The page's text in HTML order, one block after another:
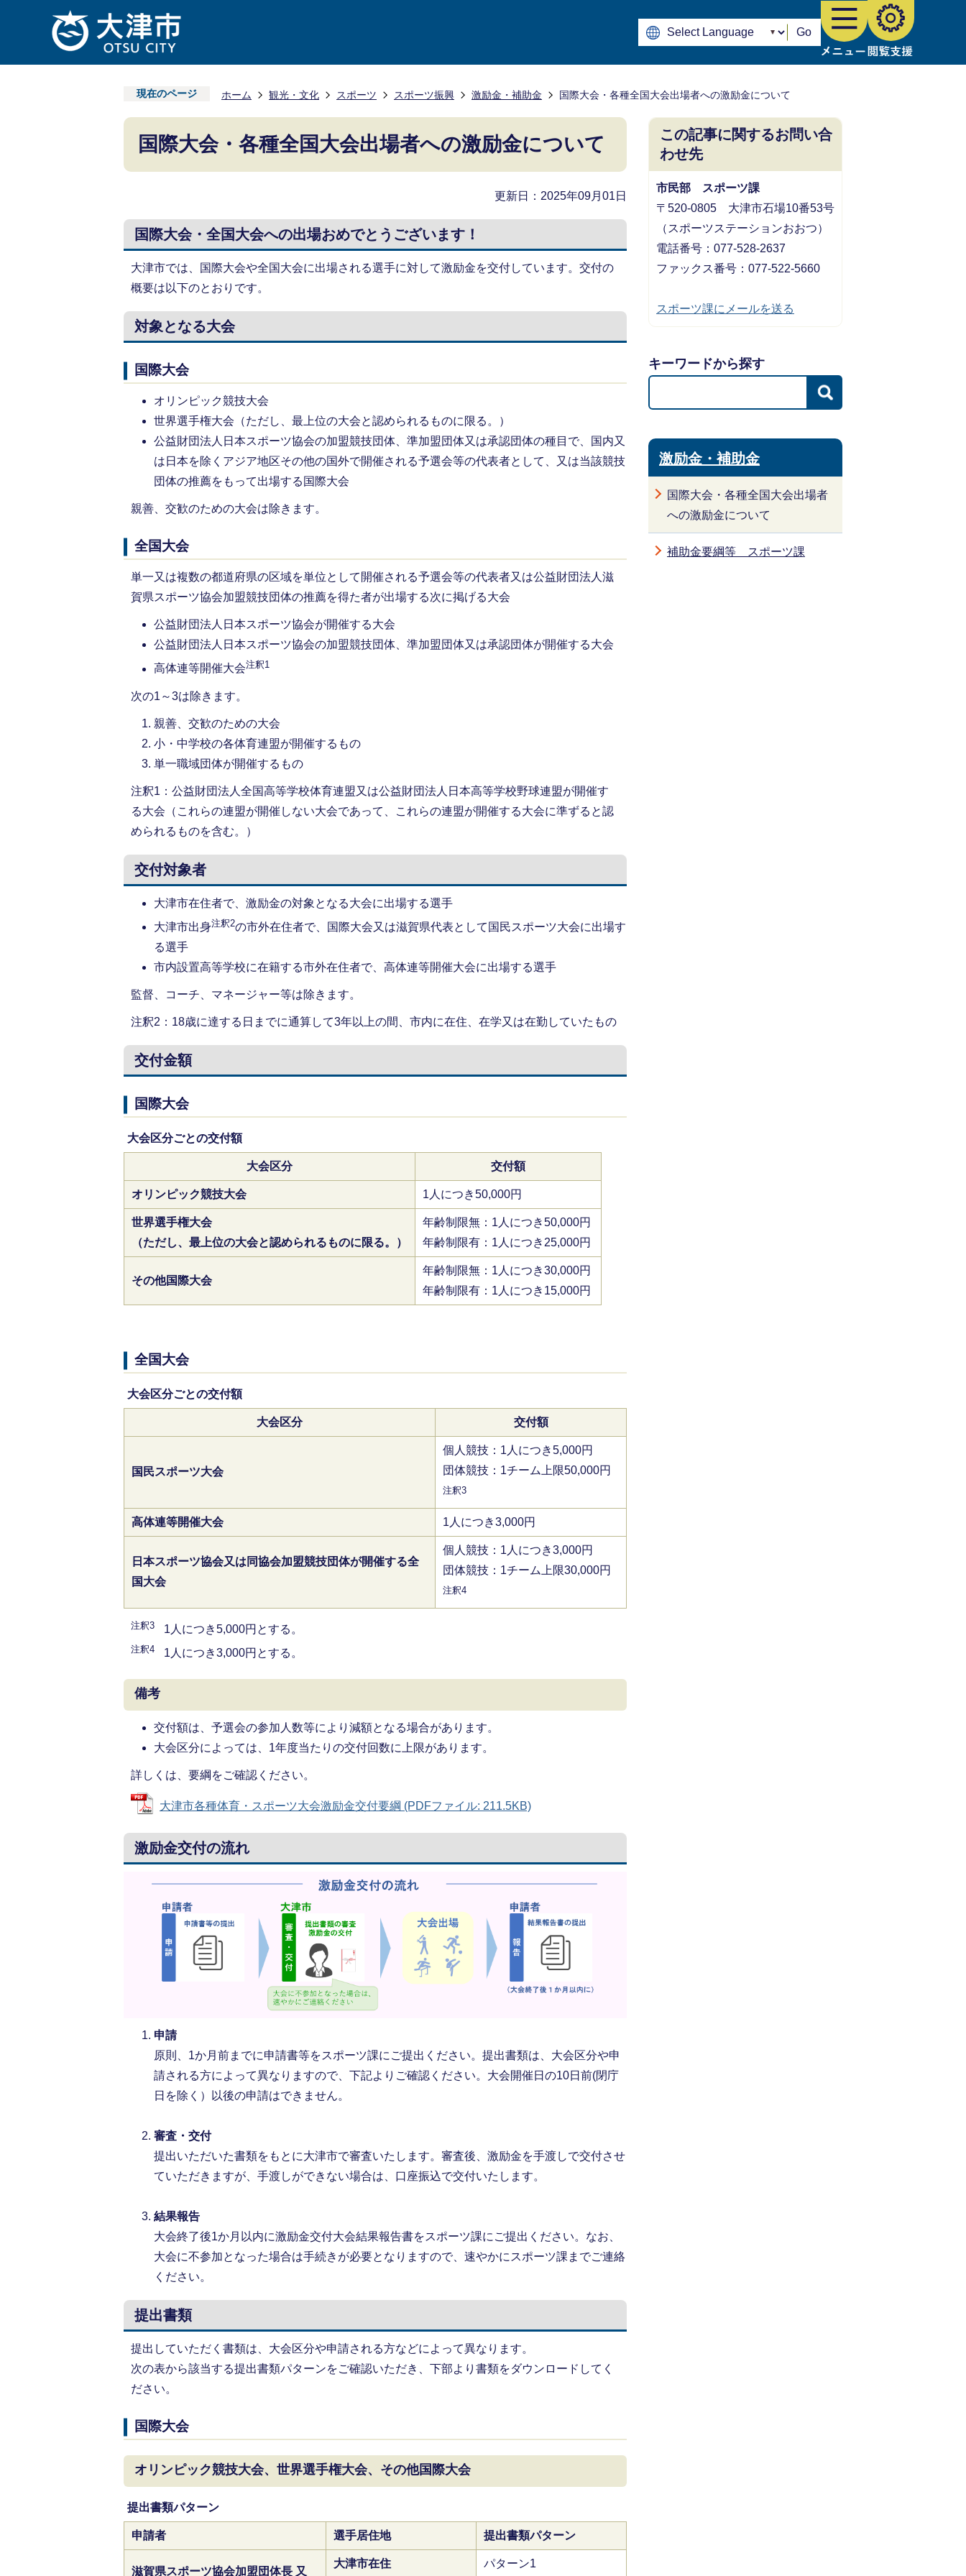
Go
現在のページ ホーム 観光・文化 スポーツ スポーツ振興 激励金・補助金 国際大会・各種全国大会出場者への激励金について
国際大会・各種全国大会出場者への激励金について
更新日：2025年09月01日
国際大会・全国大会への出場おめでとうございます！
大津市では、国際大会や全国大会に出場される選手に対して激励金を交付しています。交付の
概要は以下のとおりです。
対象となる大会
国際大会
オリンピック競技大会
世界選手権大会（ただし、最上位の大会と認められるものに限る。）
公益財団法人日本スポーツ協会の加盟競技団体、準加盟団体又は承認団体の種目で、国内又
は日本を除くアジア地区その他の国外で開催される予選会等の代表者として、又は当該競技
団体の推薦をもって出場する国際大会
親善、交歓のための大会は除きます。
全国大会
単一又は複数の都道府県の区域を単位として開催される予選会等の代表者又は公益財団法人滋
賀県スポーツ協会加盟競技団体の推薦を得た者が出場する次に掲げる大会
公益財団法人日本スポーツ協会が開催する大会
公益財団法人日本スポーツ協会の加盟競技団体、準加盟団体又は承認団体が開催する大会
高体連等開催大会注釈1
次の1～3は除きます。
親善、交歓のための大会
小・中学校の各体育連盟が開催するもの
単一職域団体が開催するもの
注釈1：公益財団法人全国高等学校体育連盟又は公益財団法人日本高等学校野球連盟が開催す
る大会（これらの連盟が開催しない大会であって、これらの連盟が開催する大会に準ずると認
められるものを含む。）
交付対象者
大津市在住者で、激励金の対象となる大会に出場する選手
大津市出身注釈2の市外在住者で、国際大会又は滋賀県代表として国民スポーツ大会に出場す
る選手
市内設置高等学校に在籍する市外在住者で、高体連等開催大会に出場する選手
監督、コーチ、マネージャー等は除きます。
注釈2：18歳に達する日までに通算して3年以上の間、市内に在住、在学又は在勤していたもの
交付金額
国際大会
大会区分ごとの交付額
大会区分 交付額
オリンピック競技大会 1人につき50,000円
世界選手権大会
（ただし、最上位の大会と認められるものに限る。）
年齢制限無：1人につき50,000円
年齢制限有：1人につき25,000円
その他国際大会
年齢制限無：1人につき30,000円
年齢制限有：1人につき15,000円
全国大会
大会区分ごとの交付額
大会区分 交付額
国民スポーツ大会
個人競技：1人につき5,000円
団体競技：1チーム上限50,000円
注釈3
高体連等開催大会 1人につき3,000円
日本スポーツ協会又は同協会加盟競技団体が開催する全
国大会
個人競技：1人につき3,000円
団体競技：1チーム上限30,000円
注釈4
注釈3 1人につき5,000円とする。
注釈4 1人につき3,000円とする。
備考
交付額は、予選会の参加人数等により減額となる場合があります。
大会区分によっては、1年度当たりの交付回数に上限があります。
詳しくは、要綱をご確認ください。
大津市各種体育・スポーツ大会激励金交付要綱 (PDFファイル: 211.5KB)
激励金交付の流れ
申請
原則、1か月前までに申請書等をスポーツ課にご提出ください。提出書類は、大会区分や申
請される方によって異なりますので、下記よりご確認ください。大会開催日の10日前(閉庁
日を除く）以後の申請はできません。
審査・交付
提出いただいた書類をもとに大津市で審査いたします。審査後、激励金を手渡しで交付させ
ていただきますが、手渡しができない場合は、口座振込で交付いたします。
結果報告
大会終了後1か月以内に激励金交付大会結果報告書をスポーツ課にご提出ください。なお、
大会に不参加となった場合は手続きが必要となりますので、速やかにスポーツ課までご連絡
ください。
提出書類
提出していただく書類は、大会区分や申請される方などによって異なります。
次の表から該当する提出書類パターンをご確認いただき、下部より書類をダウンロードしてく
ださい。
国際大会
オリンピック競技大会、世界選手権大会、その他国際大会
提出書類パターン
申請者 選手居住地 提出書類パターン
滋賀県スポーツ協会加盟団体長 又
大津市在住 パターン1
この記事に関するお問い合
わせ先
市民部 スポーツ課
〒520-0805 大津市石場10番53号
（スポーツステーションおおつ）
電話番号：077-528-2637
ファックス番号：077-522-5660
スポーツ課にメールを送る
キーワードから探す
激励金・補助金
国際大会・各種全国大会出場者
への激励金について
補助金要綱等 スポーツ課